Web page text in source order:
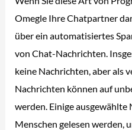
Omegle Ihre Chatpartner
über ein automatisiertes
von Chat-Nachrichten.
keine Nachrichten, aber als
Nachrichten können auf
werden. Einige
Menschen gelesen werden,